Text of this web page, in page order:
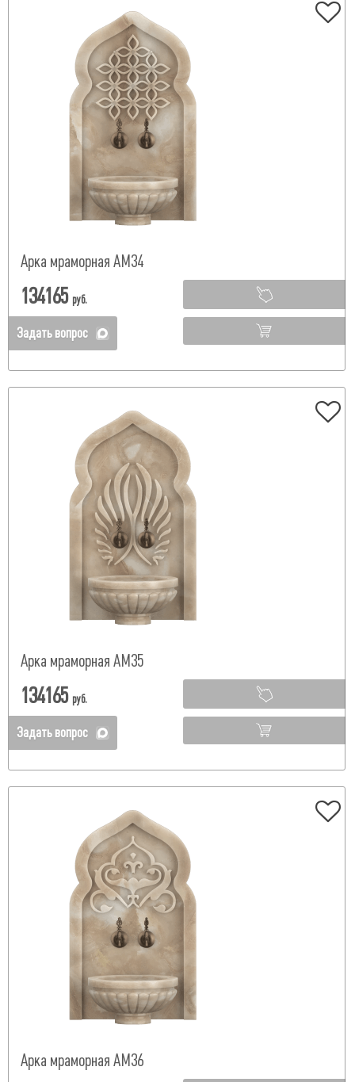
Арка мраморная АМ34
134165 руб.
Задать вопрос
Арка мраморная АМ35
134165 руб.
Задать вопрос
Арка мраморная АМ36